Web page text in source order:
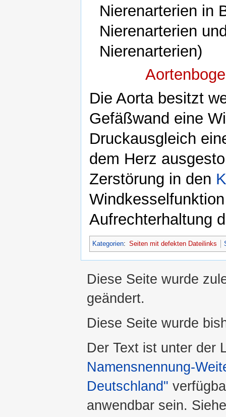
Nierenarterien in
Nierenarterien
Nierenarterien)
Die Aorta besitzt
Gefäßwand eine
Druckausgleich
dem Herz
Zerstörung in den
Aufrechterhaltung
Kategorien: Seiten mit defekten Dateilinks
Diese Seite wurde
geändert.
Diese Seite wurde
Der Text ist unter der
Namensnennung-
Deutschland"
anwendbar sein.